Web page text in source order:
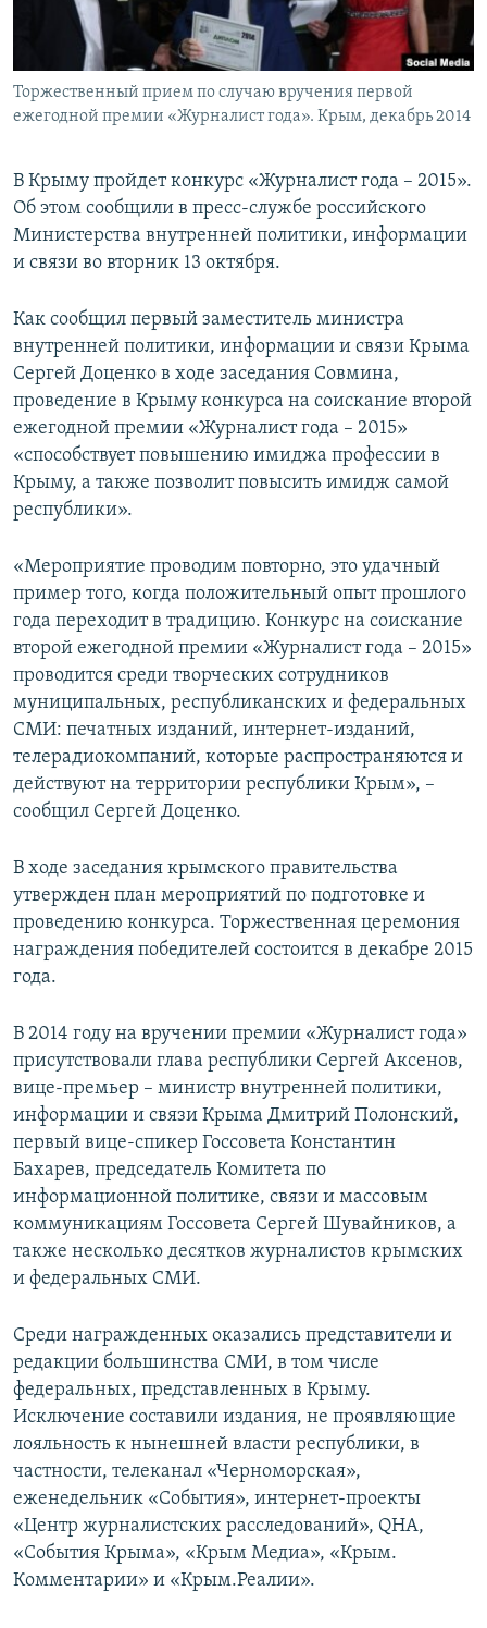
ПОБЕДИТЕЛЕЙ НЕ СУДЯТ?
КРЫМ.НЕПОКОРЕННЫЙ
ELIFBE
ПРИСОЕДИНЯЙТЕСЬ!
Торжественный прием по случаю вручения первой
ежегодной премии «Журналист года». Крым, декабрь 2014
В Крыму пройдет конкурс «Журналист года – 2015».
Об этом сообщили в пресс-службе российского
Министерства внутренней политики, информации
и связи во вторник 13 октября.
Как сообщил первый заместитель министра
внутренней политики, информации и связи Крыма
Сергей Доценко в ходе заседания Совмина,
проведение в Крыму конкурса на соискание второй
ежегодной премии «Журналист года – 2015»
«способствует повышению имиджа профессии в
Крыму, а также позволит повысить имидж самой
республики».
«Мероприятие проводим повторно, это удачный
пример того, когда положительный опыт прошлого
года переходит в традицию. Конкурс на соискание
второй ежегодной премии «Журналист года – 2015»
проводится среди творческих сотрудников
муниципальных, республиканских и федеральных
СМИ: печатных изданий, интернет-изданий,
телерадиокомпаний, которые распространяются и
действуют на территории республики Крым», –
сообщил Сергей Доценко.
В ходе заседания крымского правительства
утвержден план мероприятий по подготовке и
проведению конкурса. Торжественная церемония
награждения победителей состоится в декабре 2015
года.
В 2014 году на вручении премии «Журналист года»
присутствовали глава республики Сергей Аксенов,
вице-премьер – министр внутренней политики,
информации и связи Крыма Дмитрий Полонский,
первый вице-спикер Госсовета Константин
Бахарев, председатель Комитета по
информационной политике, связи и массовым
коммуникациям Госсовета Сергей Шувайников, а
также несколько десятков журналистов крымских
и федеральных СМИ.
Среди награжденных оказались представители и
редакции большинства СМИ, в том числе
федеральных, представленных в Крыму.
Исключение составили издания, не проявляющие
лояльность к нынешней власти республики, в
частности, телеканал «Черноморская»,
еженедельник «События», интернет-проекты
«Центр журналистских расследований», QHA,
«События Крыма», «Крым Медиа», «Крым.
Комментарии» и «Крым.Реалии».